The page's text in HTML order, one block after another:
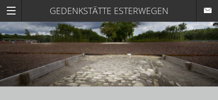
GEDENKSTÄTTE ESTERWEGEN